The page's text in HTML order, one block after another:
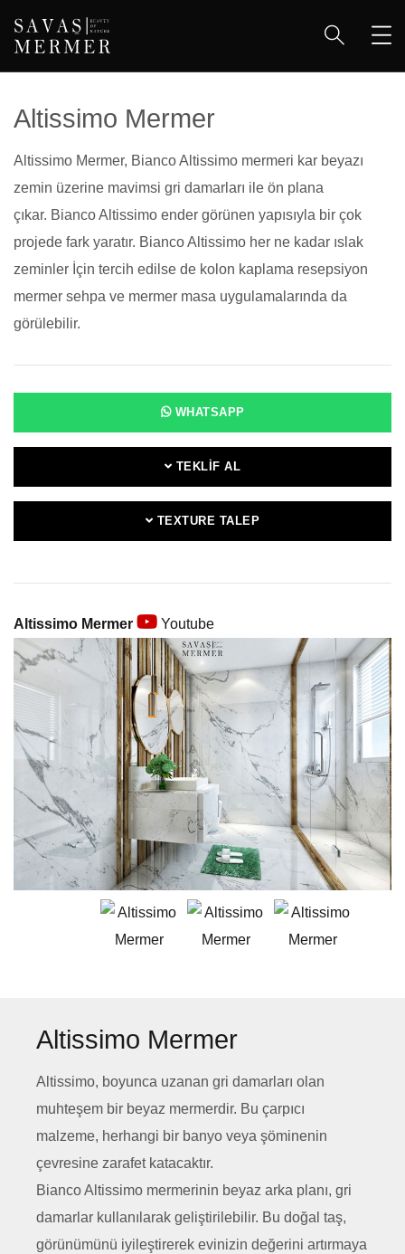
Altissimo Mermer
Altissimo Mermer, Bianco Altissimo mermeri kar beyazı
zemin üzerine mavimsi gri damarları ile ön plana
çıkar. Bianco Altissimo ender görünen yapısıyla bir çok
projede fark yaratır. Bianco Altissimo her ne kadar ıslak
zeminler İçin tercih edilse de kolon kaplama resepsiyon
mermer sehpa ve mermer masa uygulamalarında da
görülebilir.
WHATSAPP
TEKLIF AL
TEXTURE TALEP
Altissimo Mermer Youtube
Altissimo Mermer
Altissimo, boyunca uzanan gri damarları olan
muhteşem bir beyaz mermerdir. Bu çarpıcı
malzeme, herhangi bir banyo veya şöminenin
çevresine zarafet katacaktır.
Bianco Altissimo mermerinin beyaz arka planı, gri
damarlar kullanılarak geliştirilebilir. Bu doğal taş,
görünümünü iyileştirerek evinizin değerini artırmaya